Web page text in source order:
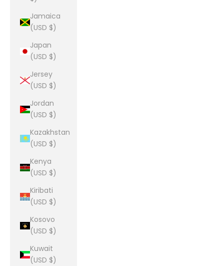
Jamaica
(USD $)
Japan
(USD $)
Jersey
(USD $)
Jordan
(USD $)
Kazakhstan
(USD $)
Kenya
(USD $)
Kiribati
(USD $)
Kosovo
(USD $)
Kuwait
(USD $)